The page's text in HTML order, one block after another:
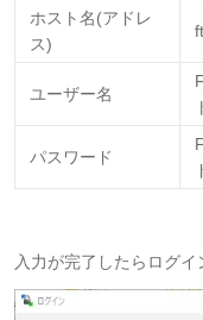
ホスト名(アドレ
ス)
ユーザー名
パスワード
入力が完了したらログイ